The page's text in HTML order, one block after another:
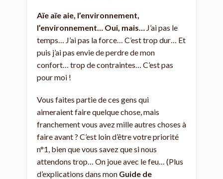
Aïe aïe aie, l’environnement,
l’environnement… Oui, mais… J’ai pas le
temps… J’ai pas la force… C’est trop dur… Et
puis j’ai pas envie de perdre de mon
confort… trop de contraintes… C’est pas
pour moi !
Vous faites partie de ces gens qui
aimeraient faire quelque chose, mais
franchement vous avez mille autres choses à
faire avant ? C’est loin d’être votre priorité
n°1, bien que vous savez que si nous
attendons trop… On joue avec le feu… (Plus
d’explications dans mon Guide de